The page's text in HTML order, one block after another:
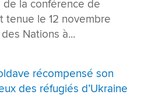
la conférence de
tenue le 12 novembre
Nations à...